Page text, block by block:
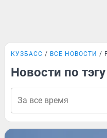
КУЗБАСС ВСЕ НОВОСТИ
Новости по